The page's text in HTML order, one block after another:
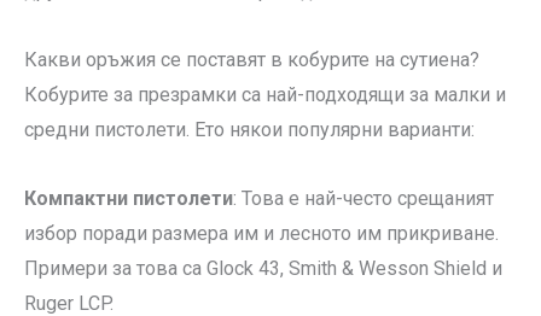
Какви оръжия се поставят в кобурите на сутиена?
Кобурите за презрамки са най-подходящи за малки и
средни пистолети. Ето някои популярни варианти:
Компактни пистолети: Това е най-често срещаният
избор поради размера им и лесното им прикриване.
Примери за това са Glock 43, Smith & Wesson Shield и
Ruger LCP.